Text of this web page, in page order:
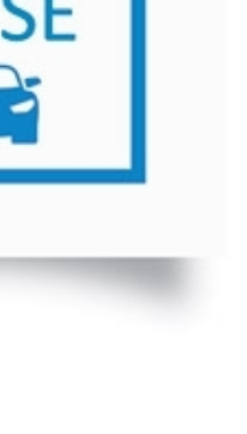
Proace City (excl. BTW)
OOK ALS BATTERIJ-
ELEKTRISCH